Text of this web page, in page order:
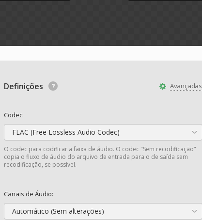
Avançadas
Definições
Codec:
FLAC (Free Lossless Audio Codec)
O codec para codificar a faixa de áudio. O codec "Sem recodificação"
copia o fluxo de áudio do arquivo de entrada para o de saída sem
recodificação, se possível.
Canais de Áudio:
Automático (Sem alterações)